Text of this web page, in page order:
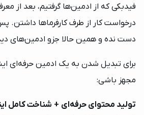
درخواست کار از طرف کارفرماها داشتن.
دست نده و همین حالا جزو ادمین‌های
مجهز باشی:
تولید محتوای حرفه‌ای + شناخت کامل